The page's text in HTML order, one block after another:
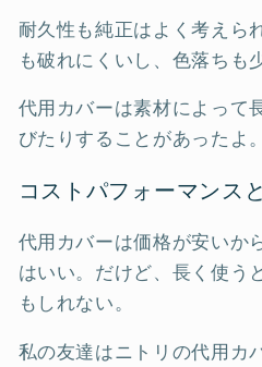
耐久性も純正はよく考えら
も破れにくいし、色落ちも
代用カバーは素材によって
びたりすることがあったよ。
コストパフォーマンス
代用カバーは価格が安いか
はいい。だけど、長く使う
もしれない。
私の友達はニトリの代用カ